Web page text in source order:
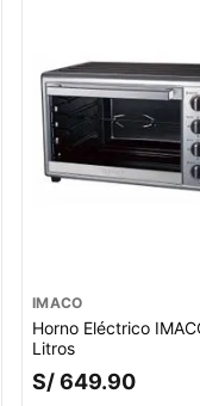
IMACO
Horno Eléctrico
Litros
S/ 649.90